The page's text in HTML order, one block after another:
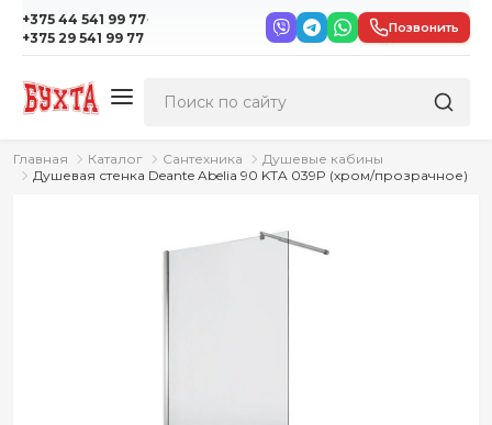
+375 44 541 99 77·
+375 29 541 99 77
Позвонить
Главная Каталог Сантехника
Душевые кабины
Душевая стенка Deante Abelia 90 KTA 039P (хром/прозрачное)